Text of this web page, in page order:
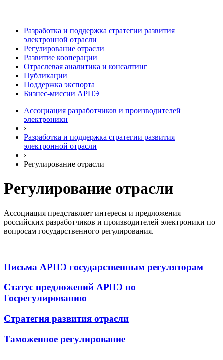
Разработка и поддержка стратегии развития
электронной отрасли
Регулирование отрасли
Развитие кооперации
Отраслевая аналитика и консалтинг
Публикации
Поддержка экспорта
Бизнес-миссии АРПЭ
Ассоциация разработчиков и производителей
электроники
›
Разработка и поддержка стратегии развития
электронной отрасли
›
Регулирование отрасли
Регулирование отрасли
Ассоциация представляет интересы и предложения
российских разработчиков и производителей электроники по
вопросам государственного регулирования.
Письма АРПЭ государственным регуляторам
Статус предложений АРПЭ по
Госрегулированию
Стратегия развития отрасли
Таможенное регулирование